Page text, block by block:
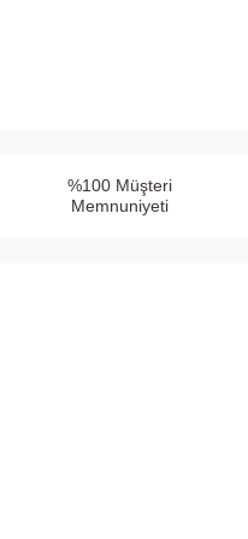
%100 Müşteri
Memnuniyeti